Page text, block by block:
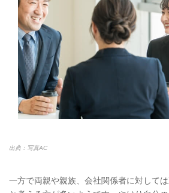
出典：写真AC
一方で両親や親族、会社関係者に対して